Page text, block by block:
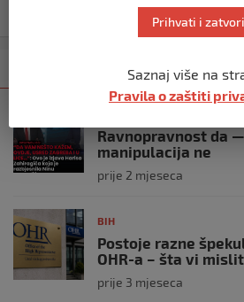
Najnovije
Ravnopravnost da
manipulacija ne
prije 2 mjeseca
BIH
Postoje razne
OHR-a – šta vi
prije 3 mjeseca
Prihvati i zatvori
Saznaj više na
Pravila o zaštiti